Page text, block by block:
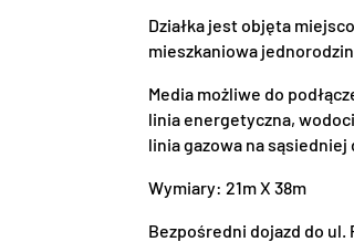
Działka jest objęta
mieszkaniowa
Media możliwe do
linia energetyczna,
linia gazowa na sąsiedniej
Wymiary: 21m X 38m
Bezpośredni dojazd do ul.